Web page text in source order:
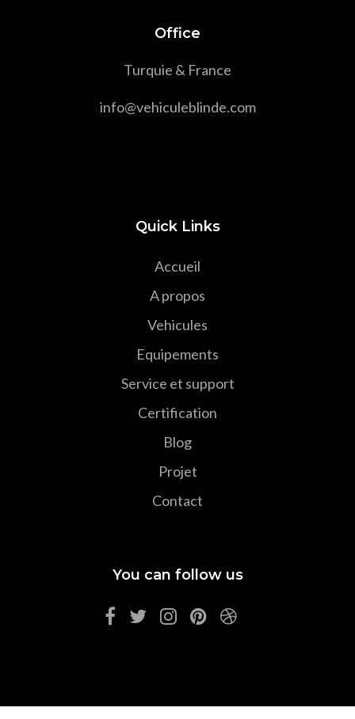
Office
Turquie & France
info@vehiculeblinde.com
Quick Links
Accueil
A propos
Vehicules
Equipements
Service et support
Certification
Blog
Projet
Contact
You can follow us